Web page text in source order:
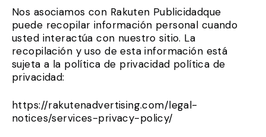
Nos asociamos con Rakuten Publicidadque
puede recopilar información personal cuando
usted interactúa con nuestro sitio. La
recopilación y uso de esta información está
sujeta a la política de privacidad política de
privacidad:
https://rakutenadvertising.com/legal-
notices/services-privacy-policy/